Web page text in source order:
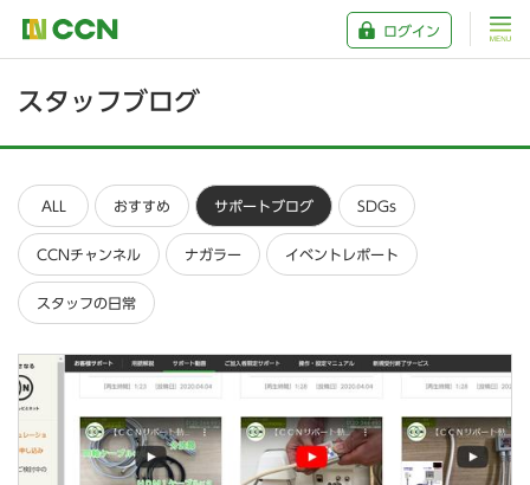
ログイン
スタッフブログ
ALL おすすめ サポートブログ SDGs
CCNチャンネル ナガラー イベントレポート
スタッフの日常